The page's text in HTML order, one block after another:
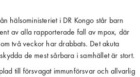
hälsoministeriet i DR Kongo står barn
av alla rapporterade fall av mpox, där
två veckor har drabbats. Det akuta
de mest sårbara i samhället är stort.
till försvagat immunförsvar och allvarlig